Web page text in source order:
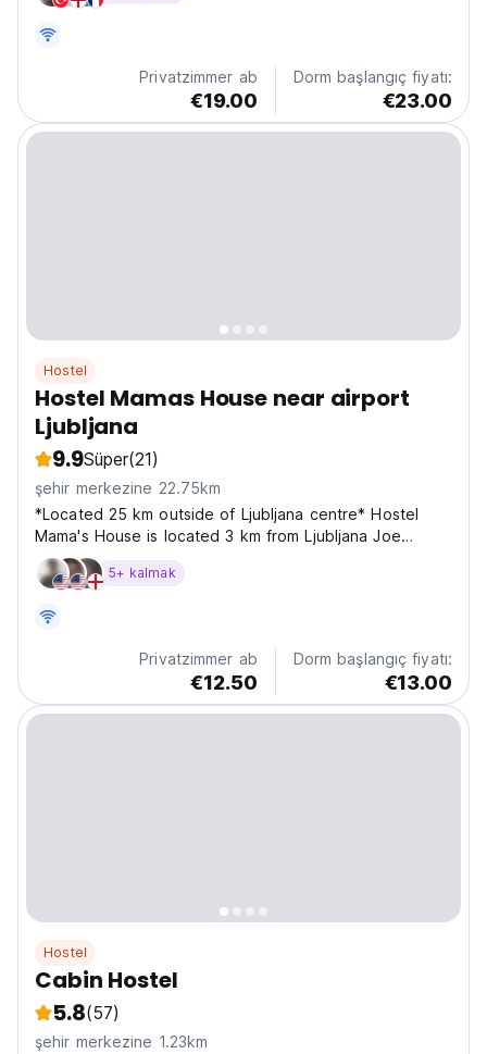
Privatzimmer ab
€19.00
Dorm başlangıç fiyatı:
€23.00
Hostel
Hostel Mamas House near airport
Ljubljana
9.9Süper(21)
şehir merkezine 22.75km
*Located 25 km outside of Ljubljana centre* Hostel
Mama's House is located 3 km from Ljubljana Joe
Pučnik Airport and 2 km from Krvavec Ski Centre. It
offers free Wi-Fi and a fully equipped shared kitchen.
5+ kalmak
Privatzimmer ab
€12.50
Dorm başlangıç fiyatı:
€13.00
Hostel
Cabin Hostel
5.8(57)
şehir merkezine 1.23km